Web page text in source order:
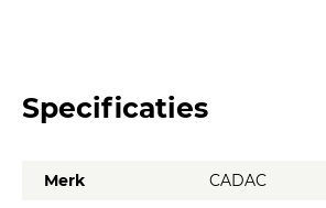
Specificaties
Merk
CADAC